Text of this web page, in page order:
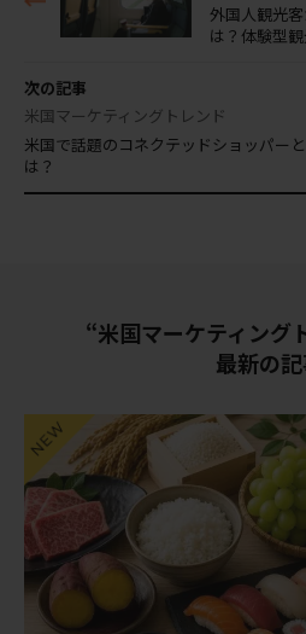
外国人観光
は？体験型
次の記事
米国マーケティングトレンド
米国で話題のコネクテッドショッパーと
は？
“米国マーケティング
最新の